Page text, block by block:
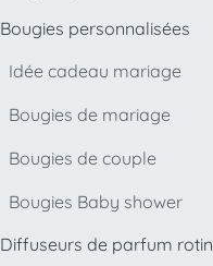
Bougies personnalisées
Idée cadeau mariage
Bougies de mariage
Bougies de couple
Bougies Baby shower
Diffuseurs de parfum rotin